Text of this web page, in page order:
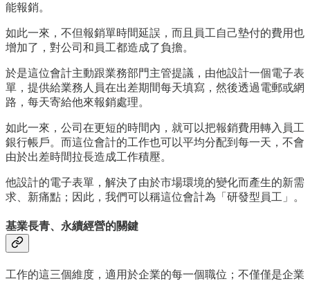
能報銷。
如此一來，不但報銷單時間延誤，而且員工自己墊付的費用也
增加了，對公司和員工都造成了負擔。
於是這位會計主動跟業務部門主管提議，由他設計一個電子表
單，提供給業務人員在出差期間每天填寫，然後透過電郵或網
路，每天寄給他來報銷處理。
如此一來，公司在更短的時間內，就可以把報銷費用轉入員工
銀行帳戶。而這位會計的工作也可以平均分配到每一天，不會
由於出差時間拉長造成工作積壓。
他設計的電子表單，解決了由於市場環境的變化而產生的新需
求、新痛點；因此，我們可以稱這位會計為「研發型員工」。
基業長青、永續經營的關鍵
工作的這三個維度，適用於企業的每一個職位；不僅僅是企業